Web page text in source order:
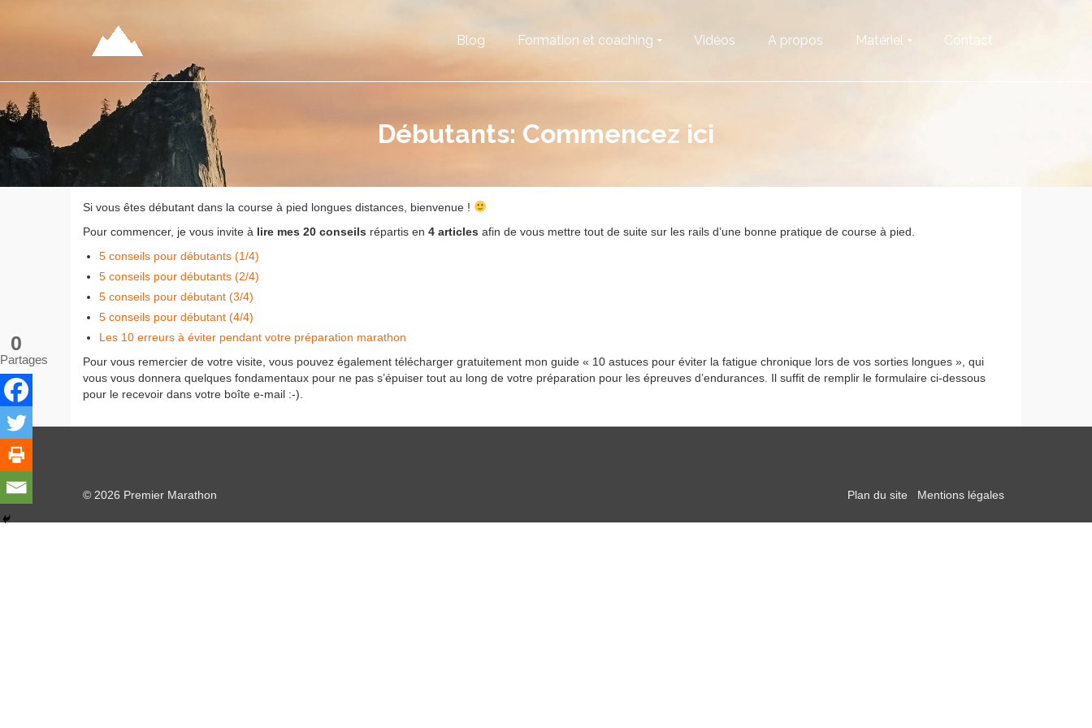
Blog Formation et coaching Vidéos A propos Matériel Contact
Débutants: Commencez ici
Si vous êtes débutant dans la course à pied longues distances, bienvenue !
Pour commencer, je vous invite à lire mes 20 conseils répartis en 4 articles afin de vous mettre tout de suite sur les rails d’une bonne pratique de course à pied.
5 conseils pour débutants (1/4)
5 conseils pour débutants (2/4)
5 conseils pour débutant (3/4)
5 conseils pour débutant (4/4)
Les 10 erreurs à éviter pendant votre préparation marathon
Pour vous remercier de votre visite, vous pouvez également télécharger gratuitement mon guide « 10 astuces pour éviter la fatigue chronique lors de vos sorties longues », qui
vous vous donnera quelques fondamentaux pour ne pas s’épuiser tout au long de votre préparation pour les épreuves d’endurances. Il suffit de remplir le formulaire ci-dessous
pour le recevoir dans votre boîte e-mail :-).
0
Partages
Plan du site Mentions légales
© 2026 Premier Marathon